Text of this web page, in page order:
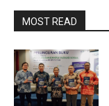
MOST READ